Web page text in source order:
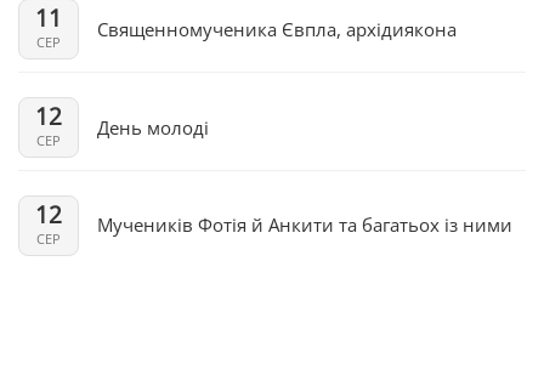
11
СЕР
Священномученика Євпла, архідиякона
12
СЕР
День молоді
12
СЕР
Мучеників Фотія й Анкити та багатьох із ними